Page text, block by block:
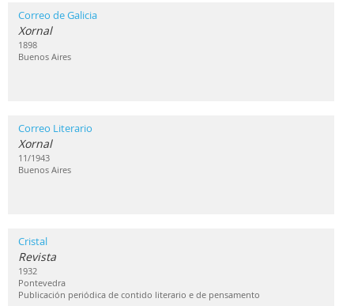
Correo de Galicia
Xornal
1898
Buenos Aires
Correo Literario
Xornal
11/1943
Buenos Aires
Cristal
Revista
1932
Pontevedra
Publicación periódica de contido literario e de pensamento